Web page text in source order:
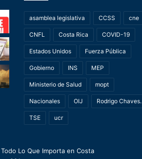
asamblea legislativa CCSS cne
CNFL Costa Rica COVID-19
Estados Unidos Fuerza Pública
Gobierno INS MEP
Ministerio de Salud mopt
Nacionales OIJ Rodrigo Chaves.
TSE ucr
Lo Que Importa en Costa